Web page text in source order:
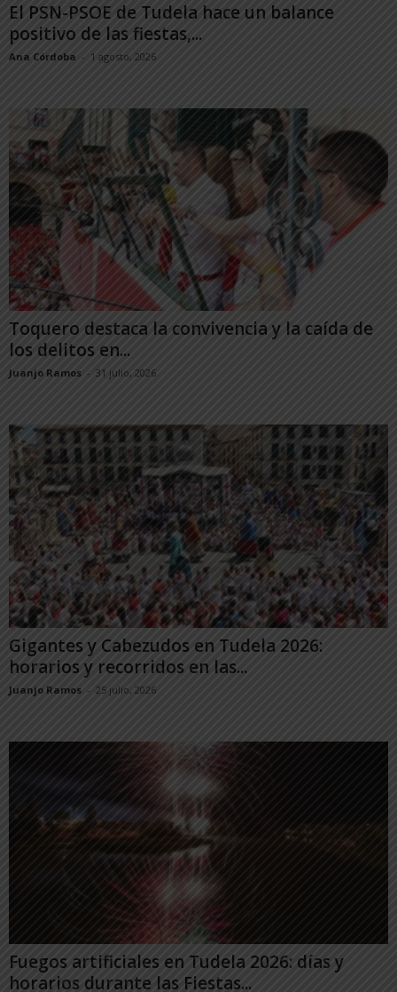
El PSN-PSOE de Tudela hace un balance
positivo de las fiestas,...
Ana Córdoba - 1 agosto, 2026
Toquero destaca la convivencia y la caída de
los delitos en...
Juanjo Ramos - 31 julio, 2026
Gigantes y Cabezudos en Tudela 2026:
horarios y recorridos en las...
Juanjo Ramos - 25 julio, 2026
Fuegos artificiales en Tudela 2026: días y
horarios durante las Fiestas...